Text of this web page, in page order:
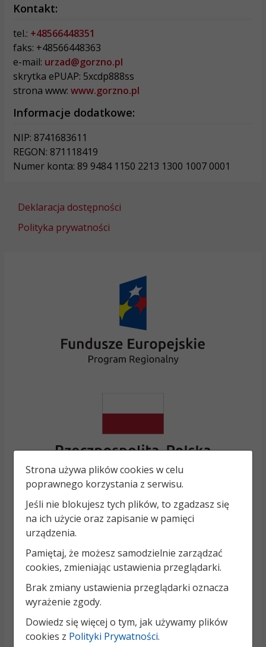
Kontakt:
tel.: +48566448351
faks: +48566448363
e-mail: urzad@gorzno.pl
skrytka ePUAP: 5xcdp888ss
strona www: www.gorzno.pl
Informacje dodatkowe:
NIP: 8741683611
REGON: 871118419
Numer konta: 89 9484 1150 2213 1300 1007 0001
Deklaracja dostępności
Polityka prywatności
Strona używa plików cookies w celu
poprawnego korzystania z serwisu.
Jeśli nie blokujesz tych plików, to zgadzasz się
na ich użycie oraz zapisanie w pamięci
urządzenia.
Pamiętaj, że możesz samodzielnie zarządzać
cookies, zmieniając ustawienia przeglądarki.
Brak zmiany ustawienia przeglądarki oznacza
wyrażenie zgody.
Dowiedz się więcej o tym, jak używamy plików
cookies z Polityki Prywatności.